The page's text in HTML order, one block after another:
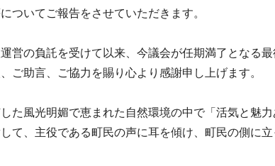
ついてご報告をさせていただきます。
営の負託を受けて以来、今議会が任期満了となる最
ご助言、ご協力を賜り心より感謝申し上げます。
た風光明媚で恵まれた自然環境の中で「活気と魅力
て、主役である町民の声に耳を傾け、町民の側に